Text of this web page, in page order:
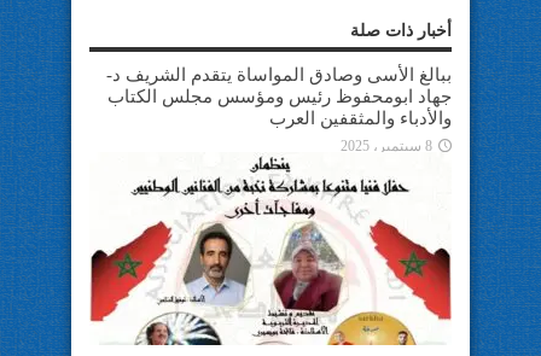
أخبار ذات صلة
ببالغ الأسى وصادق المواساة يتقدم الشريف د-
جهاد ابومحفوظ رئيس ومؤسس مجلس الكتاب
والأدباء والمثقفين العرب
8 سبتمبر، 2025